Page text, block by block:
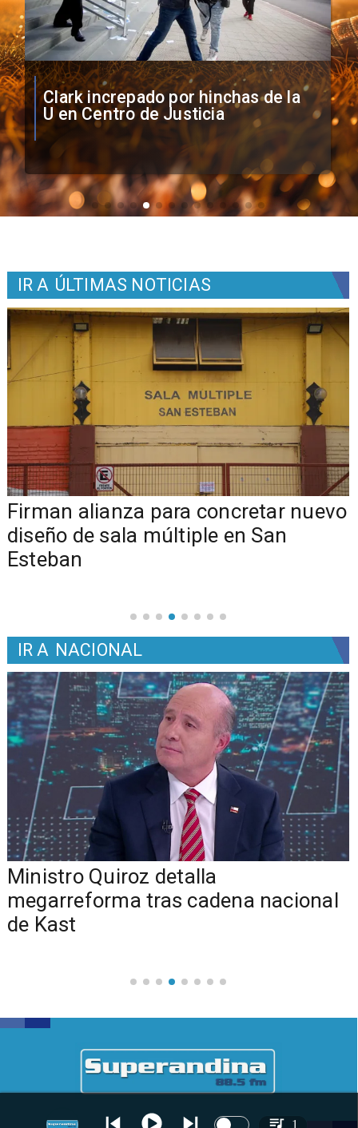
Vozinha firma contrato con Colo
Colo como nuevo arquero
IR A ÚLTIMAS NOTICIAS
​​Firman alianza para concretar nuevo
diseño de sala múltiple en San
Esteban
IR A NACIONAL
Ministro Quiroz detalla
megarreforma tras cadena nacional
de Kast
1